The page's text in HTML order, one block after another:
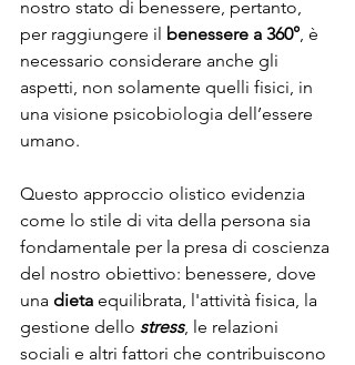
nostro stato di benessere, pertanto,
per raggiungere il benessere a 360°, è
necessario considerare anche gli
aspetti, non solamente quelli fisici, in
una visione psicobiologia dell’essere
umano.
Questo approccio olistico evidenzia
come lo stile di vita della persona sia
fondamentale per la presa di coscienza
del nostro obiettivo: benessere, dove
una dieta equilibrata, l'attività fisica, la
gestione dello stress, le relazioni
sociali e altri fattori che contribuiscono